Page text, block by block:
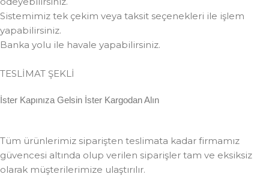
Sistemimiz tek çekim veya taksit seçenekleri ile işlem
yapabilirsiniz.
Banka yolu ile havale yapabilirsiniz.
TESLİMAT ŞEKLİ
İster Kapınıza Gelsin İster Kargodan Alın
Tüm ürünlerimiz siparişten teslimata kadar firmamız
güvencesi altında olup verilen siparişler tam ve eksiksiz
olarak müşterilerimize ulaştırılır.